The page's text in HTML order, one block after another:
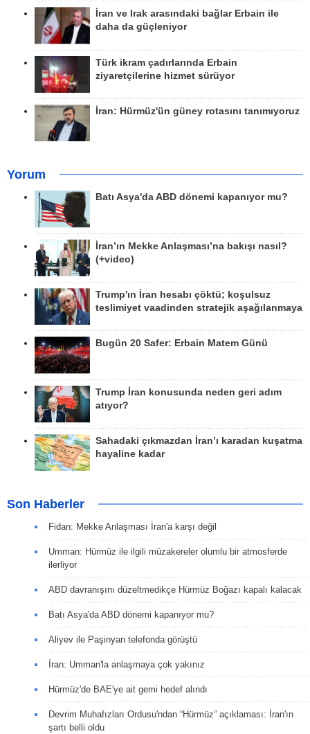
İran ve Irak arasındaki bağlar Erbain ile
daha da güçleniyor
Türk ikram çadırlarında Erbain
ziyaretçilerine hizmet sürüyor
İran: Hürmüz'ün güney rotasını tanımıyoruz
Yorum
Batı Asya'da ABD dönemi kapanıyor mu?
İran’ın Mekke Anlaşması’na bakışı nasıl?
(+video)
Trump'ın İran hesabı çöktü; koşulsuz
teslimiyet vaadinden stratejik aşağılanmaya
Bugün 20 Safer: Erbain Matem Günü
Trump İran konusunda neden geri adım
atıyor?
Sahadaki çıkmazdan İran’ı karadan kuşatma
hayaline kadar
Son Haberler
Fidan: Mekke Anlaşması İran'a karşı değil
Umman: Hürmüz ile ilgili müzakereler olumlu bir atmosferde
ilerliyor
ABD davranışını düzeltmedikçe Hürmüz Boğazı kapalı kalacak
Batı Asya'da ABD dönemi kapanıyor mu?
Aliyev ile Paşinyan telefonda görüştü
İran: Umman'la anlaşmaya çok yakınız
Hürmüz'de BAE'ye ait gemi hedef alındı
Devrim Muhafızları Ordusu'ndan “Hürmüz” açıklaması: İran'ın
şartı belli oldu